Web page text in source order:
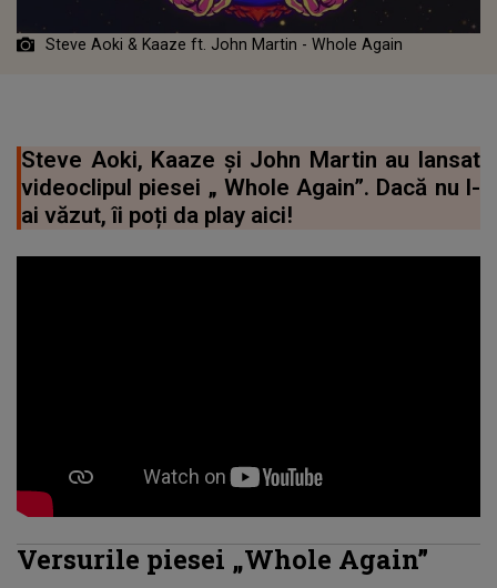
Steve Aoki & Kaaze ft. John Martin - Whole Again
Steve Aoki, Kaaze și John Martin au lansat
videoclipul piesei „ Whole Again”. Dacă nu l-
ai văzut, îi poți da play aici!
Versurile piesei „Whole Again”